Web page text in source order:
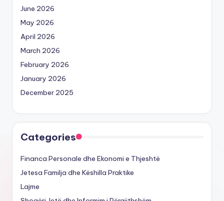
June 2026
May 2026
April 2026
March 2026
February 2026
January 2026
December 2025
Categories
Financa Personale dhe Ekonomi e Thjeshtë
Jetesa Familja dhe Këshilla Praktike
Lajme